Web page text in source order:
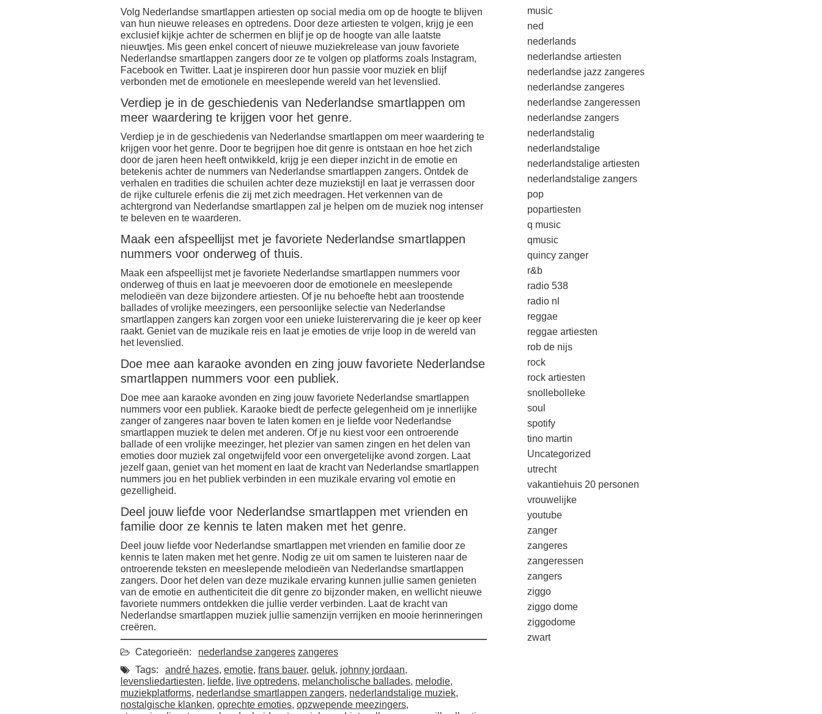
Volg Nederlandse smartlappen artiesten op social media om op de hoogte te blijven
van hun nieuwe releases en optredens. Door deze artiesten te volgen, krijg je een
exclusief kijkje achter de schermen en blijf je op de hoogte van alle laatste
nieuwtjes. Mis geen enkel concert of nieuwe muziekrelease van jouw favoriete
Nederlandse smartlappen zangers door ze te volgen op platforms zoals Instagram,
Facebook en Twitter. Laat je inspireren door hun passie voor muziek en blijf
verbonden met de emotionele en meeslepende wereld van het levenslied.
Verdiep je in de geschiedenis van Nederlandse smartlappen om
meer waardering te krijgen voor het genre.
Verdiep je in de geschiedenis van Nederlandse smartlappen om meer waardering te
krijgen voor het genre. Door te begrijpen hoe dit genre is ontstaan en hoe het zich
door de jaren heen heeft ontwikkeld, krijg je een dieper inzicht in de emotie en
betekenis achter de nummers van Nederlandse smartlappen zangers. Ontdek de
verhalen en tradities die schuilen achter deze muziekstijl en laat je verrassen door
de rijke culturele erfenis die zij met zich meedragen. Het verkennen van de
achtergrond van Nederlandse smartlappen zal je helpen om de muziek nog intenser
te beleven en te waarderen.
Maak een afspeellijst met je favoriete Nederlandse smartlappen
nummers voor onderweg of thuis.
Maak een afspeellijst met je favoriete Nederlandse smartlappen nummers voor
onderweg of thuis en laat je meevoeren door de emotionele en meeslepende
melodieën van deze bijzondere artiesten. Of je nu behoefte hebt aan troostende
ballades of vrolijke meezingers, een persoonlijke selectie van Nederlandse
smartlappen zangers kan zorgen voor een unieke luisterervaring die je keer op keer
raakt. Geniet van de muzikale reis en laat je emoties de vrije loop in de wereld van
het levenslied.
Doe mee aan karaoke avonden en zing jouw favoriete Nederlandse
smartlappen nummers voor een publiek.
Doe mee aan karaoke avonden en zing jouw favoriete Nederlandse smartlappen
nummers voor een publiek. Karaoke biedt de perfecte gelegenheid om je innerlijke
zanger of zangeres naar boven te laten komen en je liefde voor Nederlandse
smartlappen muziek te delen met anderen. Of je nu kiest voor een ontroerende
ballade of een vrolijke meezinger, het plezier van samen zingen en het delen van
emoties door muziek zal ongetwijfeld voor een onvergetelijke avond zorgen. Laat
jezelf gaan, geniet van het moment en laat de kracht van Nederlandse smartlappen
nummers jou en het publiek verbinden in een muzikale ervaring vol emotie en
gezelligheid.
Deel jouw liefde voor Nederlandse smartlappen met vrienden en
familie door ze kennis te laten maken met het genre.
Deel jouw liefde voor Nederlandse smartlappen met vrienden en familie door ze
kennis te laten maken met het genre. Nodig ze uit om samen te luisteren naar de
ontroerende teksten en meeslepende melodieën van Nederlandse smartlappen
zangers. Door het delen van deze muzikale ervaring kunnen jullie samen genieten
van de emotie en authenticiteit die dit genre zo bijzonder maken, en wellicht nieuwe
favoriete nummers ontdekken die jullie verder verbinden. Laat de kracht van
Nederlandse smartlappen muziek jullie samenzijn verrijken en mooie herinneringen
creëren.
Categorieën: nederlandse zangeres zangeres
Tags:
andré hazes, emotie, frans bauer, geluk, johnny jordaan,
levensliedartiesten, liefde, live optredens, melancholische ballades, melodie,
muziekplatforms, nederlandse smartlappen zangers, nederlandstalige muziek,
nostalgische klanken, oprechte emoties, opzwepende meezingers,
music
ned
nederlands
nederlandse artiesten
nederlandse jazz zangeres
nederlandse zangeres
nederlandse zangeressen
nederlandse zangers
nederlandstalig
nederlandstalige
nederlandstalige artiesten
nederlandstalige zangers
pop
popartiesten
q music
qmusic
quincy zanger
r&b
radio 538
radio nl
reggae
reggae artiesten
rob de nijs
rock
rock artiesten
snollebolleke
soul
spotify
tino martin
Uncategorized
utrecht
vakantiehuis 20 personen
vrouwelijke
youtube
zanger
zangeres
zangeressen
zangers
ziggo
ziggo dome
ziggodome
zwart